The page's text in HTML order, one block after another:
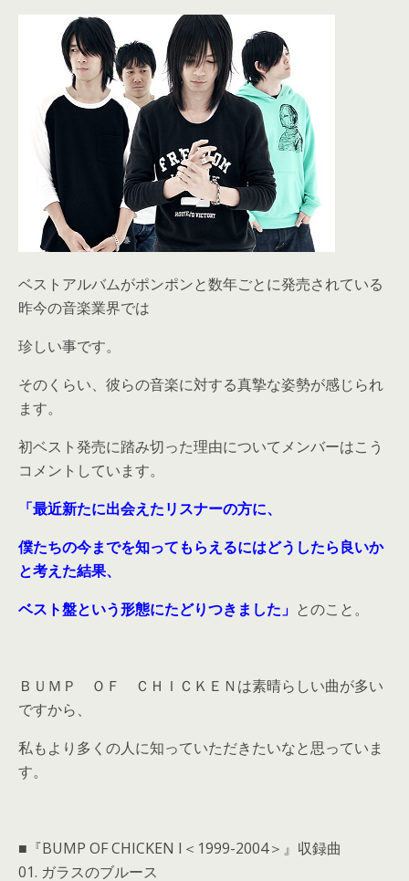
ベストアルバムがポンポンと数年ごとに発売されている
昨今の音楽業界では
珍しい事です。
そのくらい、彼らの音楽に対する真摯な姿勢が感じられ
ます。
初ベスト発売に踏み切った理由についてメンバーはこう
コメントしています。
「最近新たに出会えたリスナーの方に、
僕たちの今までを知ってもらえるにはどうしたら良いか
と考えた結果、
ベスト盤という形態にたどりつきました」 とのこと。
ＢＵＭＰ ＯＦ ＣＨＩＣＫＥＮは素晴らしい曲が多い
ですから、
私もより多くの人に知っていただきたいなと思っていま
す。
■『BUMP OF CHICKEN I＜1999-2004＞』収録曲
01. ガラスのブルース